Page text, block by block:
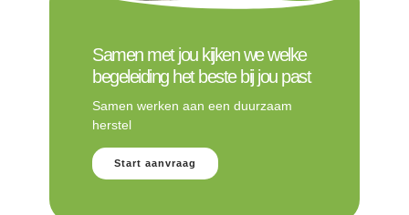
Samen met jou kijken we welke
begeleiding het beste bij jou past
Samen werken aan een duurzaam
herstel
Start aanvraag